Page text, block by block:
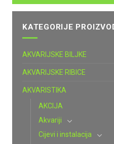
KATEGORIJE
AKVARIJSKE BILJKE
AKVARIJSKE RIBICE
AKVARISTIKA
AKCIJA
Akvariji
Cijevi i instalacija